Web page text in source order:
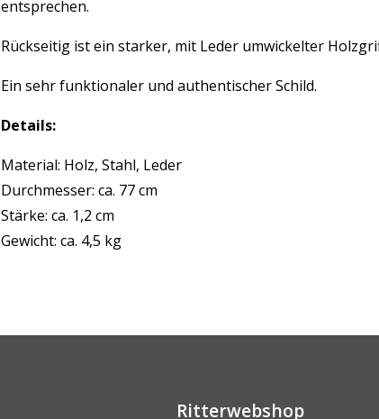
entsprechen.
Rückseitig ist ein starker, mit Leder umwickelter
Ein sehr funktionaler und authentischer Schild.
Details:
Material: Holz, Stahl, Leder
Durchmesser: ca. 77 cm
Stärke: ca. 1,2 cm
Gewicht: ca. 4,5 kg
Ritterwebshop